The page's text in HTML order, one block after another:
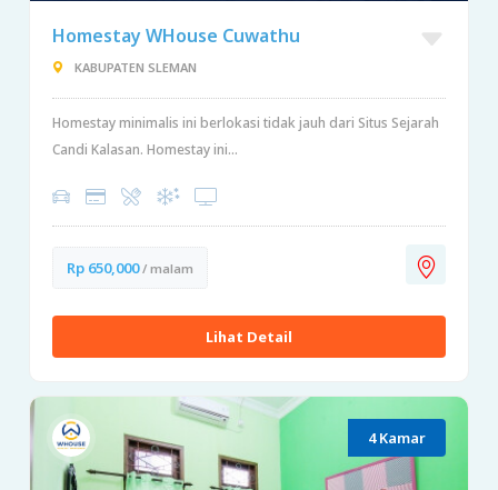
Homestay WHouse Cuwathu
KABUPATEN SLEMAN
Homestay minimalis ini berlokasi tidak jauh dari Situs Sejarah
Candi Kalasan. Homestay ini...
Rp 650,000/ malam
Lihat Detail
4 Kamar